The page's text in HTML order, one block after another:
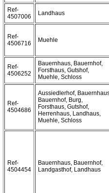
Ref-
4507006
Landhaus
Ref-
4506716
Muehle
Ref-
4506252
Bauernhaus, Bauernhof,
Forsthaus, Gutshof,
Muehle, Schloss
Ref-
4504686
Aussiedlerhof,
Bauernhof, Burg,
Forsthaus, Gutshof,
Herrenhaus, Landhaus,
Muehle, Schloss
Ref-
4504454
Bauernhaus, Bauernhof,
Landgasthof, Landhaus